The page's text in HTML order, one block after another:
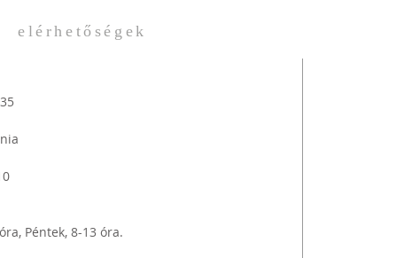
elérhetőségek
Péntek, 8-13 óra.